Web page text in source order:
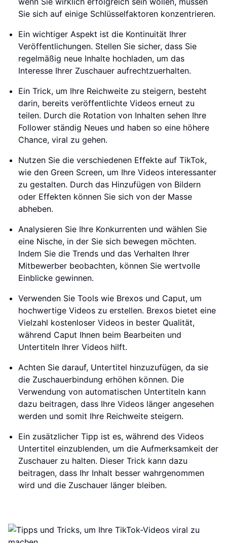
Sie sich auf einige Schlüsselfaktoren konzentrieren.
Ein wichtiger Aspekt ist die Kontinuität Ihrer
Veröffentlichungen. Stellen Sie sicher, dass Sie
regelmäßig neue Inhalte hochladen, um das
Interesse Ihrer Zuschauer aufrechtzuerhalten.
Ein Trick, um Ihre Reichweite zu steigern, besteht
darin, bereits veröffentlichte Videos erneut zu
teilen. Durch die Rotation von Inhalten sehen Ihre
Follower ständig Neues und haben so eine höhere
Chance, viral zu gehen.
Nutzen Sie die verschiedenen Effekte auf TikTok,
wie den Green Screen, um Ihre Videos interessanter
zu gestalten. Durch das Hinzufügen von Bildern
oder Effekten können Sie sich von der Masse
abheben.
Analysieren Sie Ihre Konkurrenten und wählen Sie
eine Nische, in der Sie sich bewegen möchten.
Indem Sie die Trends und das Verhalten Ihrer
Mitbewerber beobachten, können Sie wertvolle
Einblicke gewinnen.
Verwenden Sie Tools wie Brexos und Caput, um
hochwertige Videos zu erstellen. Brexos bietet eine
Vielzahl kostenloser Videos in bester Qualität,
während Caput Ihnen beim Bearbeiten und
Untertiteln Ihrer Videos hilft.
Achten Sie darauf, Untertitel hinzuzufügen, da sie
die Zuschauerbindung erhöhen können. Die
Verwendung von automatischen Untertiteln kann
dazu beitragen, dass Ihre Videos länger angesehen
werden und somit Ihre Reichweite steigern.
Ein zusätzlicher Tipp ist es, während des Videos
Untertitel einzublenden, um die Aufmerksamkeit der
Zuschauer zu halten. Dieser Trick kann dazu
beitragen, dass Ihr Inhalt besser wahrgenommen
wird und die Zuschauer länger bleiben.